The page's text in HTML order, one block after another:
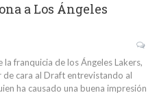
a Los Ángeles
franquicia de los Ángeles Lakers,
cara al Draft entrevistando al
ha causado una buena impresión